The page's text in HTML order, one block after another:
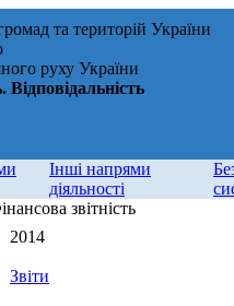
та територій України
руху України
Інші напрями
діяльності
звітність
2014
Звіти